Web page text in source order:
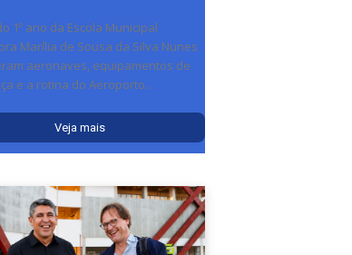
1º ano da Escola Municipal
Marília de Sousa da Silva Nunes
aeronaves, equipamentos de
e a rotina do Aeroporto...
Veja mais